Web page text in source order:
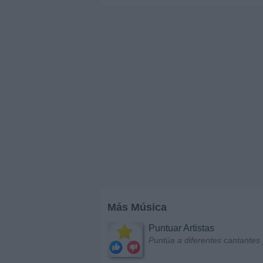
Más Música
Puntuar Artistas
Puntúa a diferentes